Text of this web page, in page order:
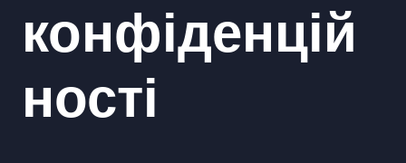
конфіденцій
ності